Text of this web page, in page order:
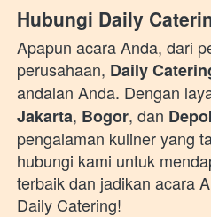
Hubungi Daily
Apapun acara Anda, dari
perusahaan, Daily
andalan Anda. Dengan
Jakarta, Bogor, dan
pengalaman kuliner yang
hubungi kami untuk
terbaik dan jadikan acara
Daily Catering!